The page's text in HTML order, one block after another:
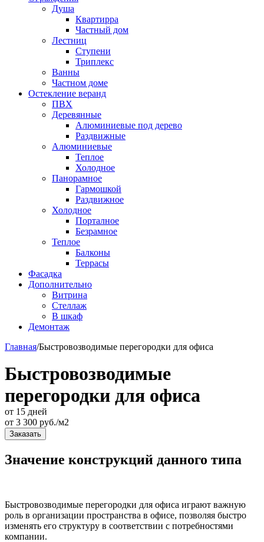
Душа
Квартирра
Частный дом
Лестниц
Ступени
Триплекс
Ванны
Частном доме
Остекление веранд
ПВХ
Деревянные
Алюминиевые под дерево
Раздвижные
Алюминиевые
Теплое
Холодное
Панорамное
Гармошкой
Раздвижное
Холодное
Порталное
Безрамное
Теплое
Балконы
Террасы
Фасадка
Дополнительно
Витрина
Стеллаж
В шкаф
Демонтаж
Главная/Быстровозводимые перегородки для офиса
Быстровозводимые
перегородки для офиса
от 15 дней
от 3 300 руб./м2
Заказать
Значение конструкций данного типа
Быстровозводимые перегородки для офиса играют важную
роль в организации пространства в офисе, позволяя быстро
изменять его структуру в соответствии с потребностями
компании.